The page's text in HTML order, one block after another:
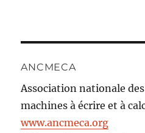
ANCMECA
Association nationale
machines à écrire et à
www.ancmeca.org